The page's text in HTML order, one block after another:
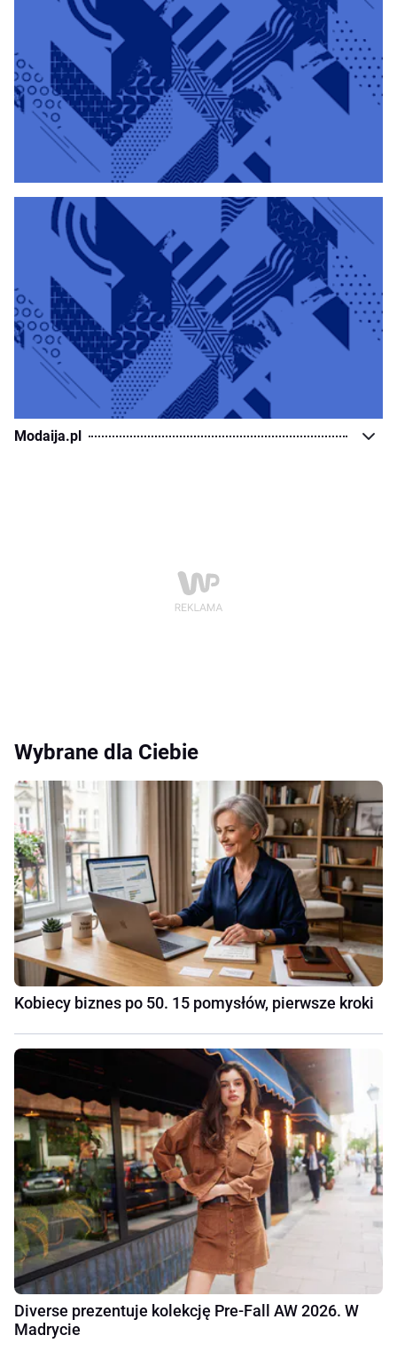
Modaija.pl
Wybrane dla Ciebie
Kobiecy biznes po 50. 15 pomysłów, pierwsze kroki
Diverse prezentuje kolekcję Pre-Fall AW 2026. W
Madrycie